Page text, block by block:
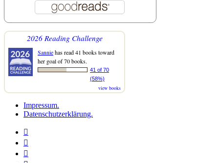
2026 Reading Challenge
Sanniehas read 41 books toward
her goal of 70 books.
41 of 70
(58%)
view books
Impressum.
Datenschutzerklärung.